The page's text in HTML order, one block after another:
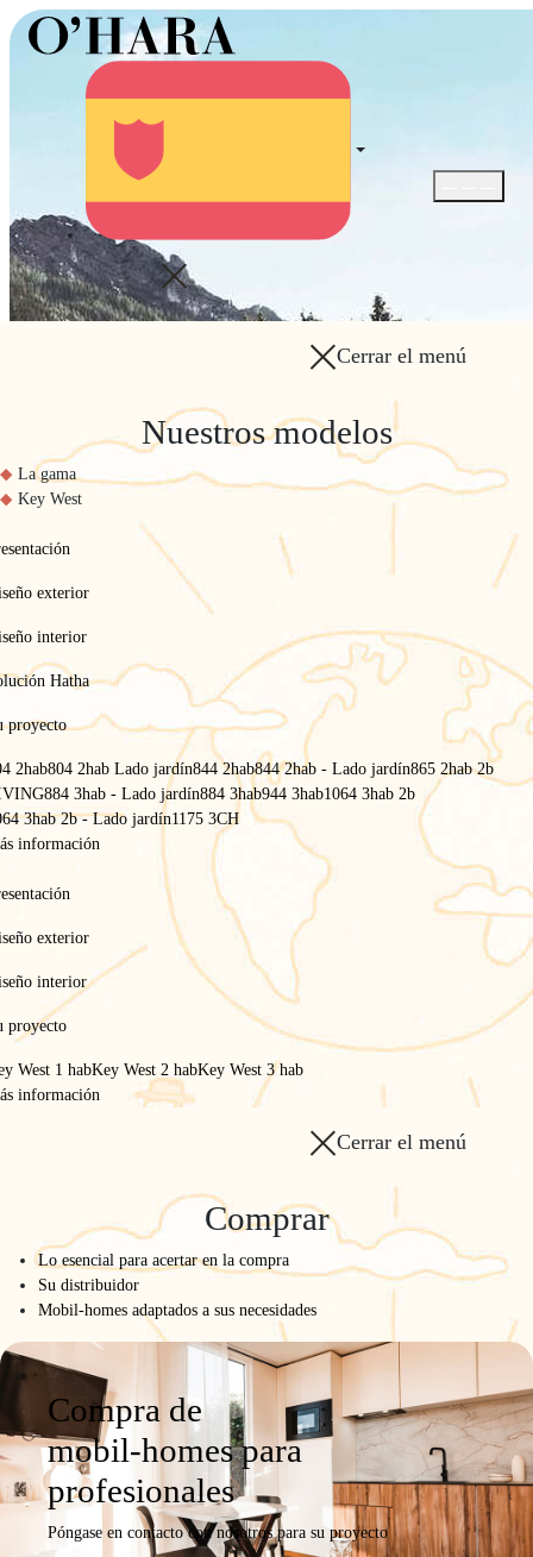
Cerrar el menú
Nuestros modelos
La gama
Key West
exterior
interior
Hatha
proyecto
2hab804 2hab Lado jardín844 2hab844 2hab - Lado jardín865 2hab 2b
884 3hab - Lado jardín884 3hab944 3hab1064 3hab 2b
3hab 2b - Lado jardín1175 3CH
información
exterior
interior
proyecto
West 1 habKey West 2 habKey West 3 hab
información
Cerrar el menú
Comprar
Lo esencial para acertar en la compra
Su distribuidor
Mobil-homes adaptados a sus necesidades
Compra de
mobil-homes para
profesionales
Póngase en contacto con nosotros para su proyecto
865 2hab 2b
MODULAR
ModeloFicha del
producto
Fotos y
vídeos
Configurar Solicitar una
oferta